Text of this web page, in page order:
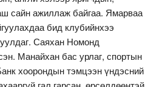
сайн ажиллаж байгаа. Ямарваа
бид клубийнхээ
Саяхан Hомонд
Манайхан бас урлаг, спортын
хоорондын тэмцээн үндэсний